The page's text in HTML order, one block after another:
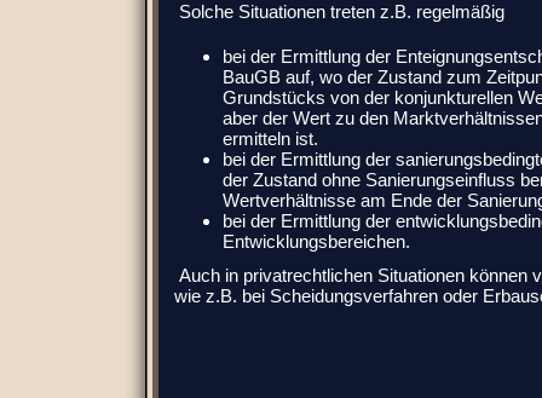
Solche Situationen treten z.B. regelmäßig
bei der Ermittlung der
BauGB auf, wo der Zustand zum
Grundstücks von der konjunkturellen
aber der Wert zu den
ermitteln ist.
bei der Ermittlung der
der Zustand ohne Sanierungseinfluss
Wertverhältnisse am Ende der
bei der Ermittlung der
Entwicklungsbereichen.
Auch in privatrechtlichen Situationen können
wie z.B. bei Scheidungsverfahren oder